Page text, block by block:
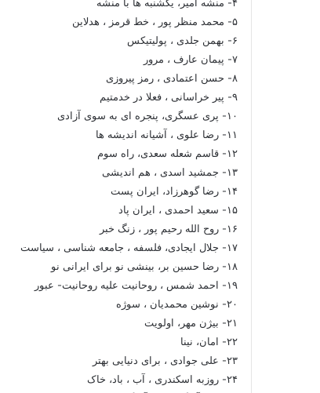
۵- محمد منظر پور ، خط قرمز ، هدلاین
۶- بهمن جلدی ، پولیتیکس
۷- پیمان عارف ، مرور
۸- حسن اعتمادی ، رمز پیروزی
۹- پیر خراسانی ، فعلا در خدمتیم
۱۰- پری عسگری، پنجره ای به سوی آزادی
۱۱- رضا علوی ، آشیانه اندیشه ها
۱۲- قاسم شعله سعدی، راه سوم
۱۳- جمشید اسدی ، هم اندیشی
۱۴- رضا گوهرزاد، ایران پست
۱۵- سعید احمدی ، ایران پاد
۱۶- روح الله رحیم پور ، زنگ خبر
۱۷- جلال ایجادی، فلسفه ، جامعه شناسی ، سیاست
۱۸- رضا حسین بر، بینشی نو برای ایرانی نو
۱۹- احمد شمس ، روحانیت علیه روحانیت- عبور
۲۰- نوشین محمدیان ، سوژه
۲۱- بیژن مهر، اولویت
۲۲- امان، نینا
۲۳- علی جوادی ، برای دنیایی بهتر
۲۴- روزبه اسکندری ، آب ، باد، خاک